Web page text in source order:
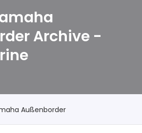
Archive -
Außenborder